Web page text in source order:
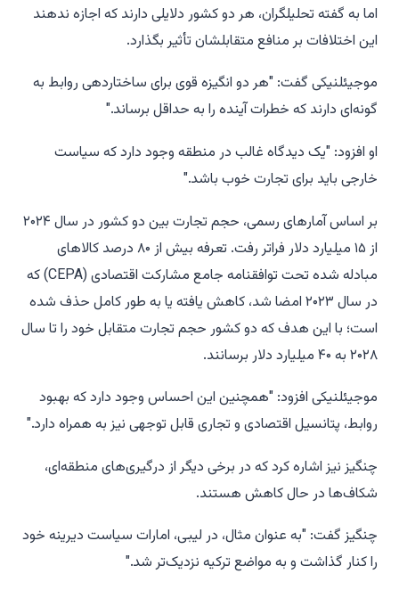
اما به گفته تحلیلگران، هر دو کشور دلایلی دارند که اجازه ندهند
این اختلافات بر منافع متقابلشان تأثیر بگذارد.
موجیئلنیکی گفت: "هر دو انگیزه قوی برای ساختاردهی روابط به
گونه‌ای دارند که خطرات آینده را به حداقل برساند."
او افزود: "یک دیدگاه غالب در منطقه وجود دارد که سیاست
خارجی باید برای تجارت خوب باشد."
بر اساس آمارهای رسمی، حجم تجارت بین دو کشور در سال ۲۰۲۴
از ۱۵ میلیارد دلار فراتر رفت. تعرفه بیش از ۸۰ درصد کالاهای
مبادله شده تحت توافقنامه جامع مشارکت اقتصادی (CEPA) که
در سال ۲۰۲۳ امضا شد، کاهش یافته یا به طور کامل حذف شده
است؛ با این هدف که دو کشور حجم تجارت متقابل خود را تا سال
۲۰۲۸ به ۴۰ میلیارد دلار برسانند.
موجیئلنیکی افزود: "همچنین این احساس وجود دارد که بهبود
روابط، پتانسیل اقتصادی و تجاری قابل توجهی نیز به همراه دارد."
چنگیز نیز اشاره کرد که در برخی دیگر از درگیری‌های منطقه‌ای،
شکاف‌ها در حال کاهش هستند.
چنگیز گفت: "به عنوان مثال، در لیبی، امارات سیاست دیرینه خود
را کنار گذاشت و به مواضع ترکیه نزدیک‌تر شد."